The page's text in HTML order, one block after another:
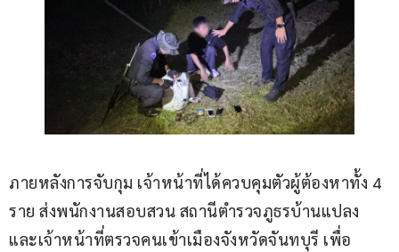
ภายหลังการจับกุม เจ้าหน้าที่ได้ควบคุมตัวผู้ต้องหาทั้ง 4
ราย ส่งพนักงานสอบสวน สถานีตำรวจภูธรบ้านแปลง
และเจ้าหน้าที่ตรวจคนเข้าเมืองจังหวัดจันทบุรี เพื่อ